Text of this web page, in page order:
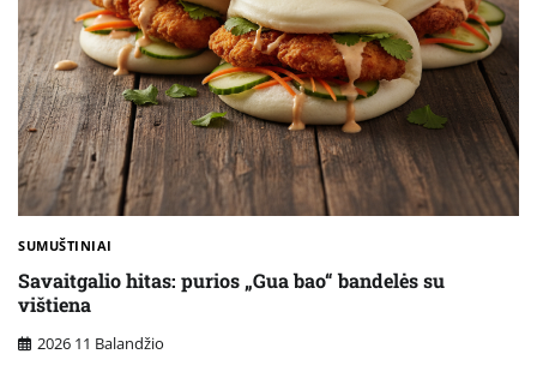
SUMUŠTINIAI
Savaitgalio hitas: purios „Gua bao“ bandelės su
vištiena
2026 11 Balandžio